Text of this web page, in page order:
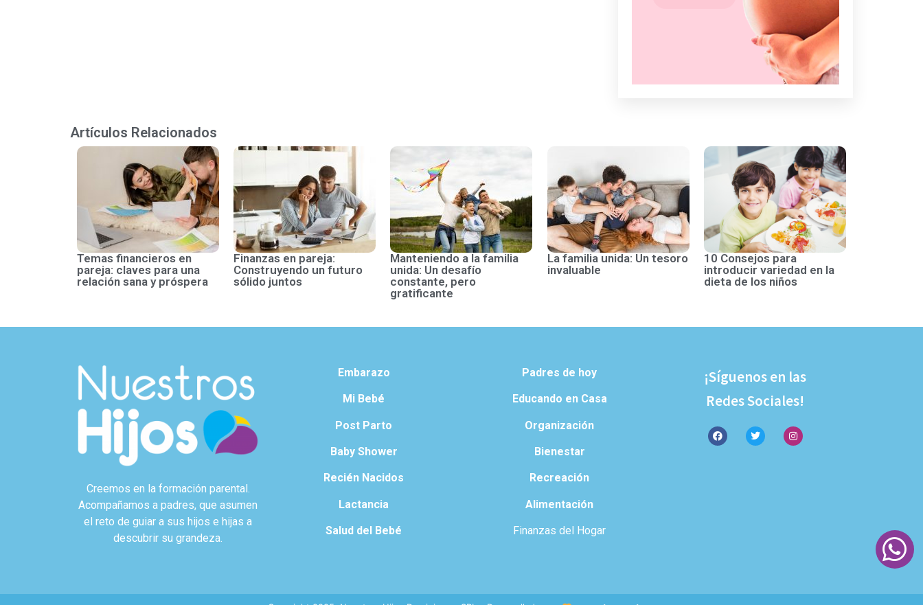
Artículos Relacionados
Temas financieros en
pareja: claves para una
relación sana y próspera
Finanzas en pareja:
Construyendo un futuro
sólido juntos
Manteniendo a la familia
unida: Un desafío
constante, pero
gratificante
La familia unida: Un tesoro
invaluable
10 Consejos para
introducir variedad en la
dieta de los niños
Creemos en la formación parental.
Acompañamos a padres, que asumen
el reto de guiar a sus hijos e hijas a
descubrir su grandeza.
Embarazo
Mi Bebé
Post Parto
Baby Shower
Recién Nacidos
Lactancia
Salud del Bebé
Padres de hoy
Educando en Casa
Organización
Bienestar
Recreación
Alimentación
Finanzas del Hogar
¡Síguenos en las
Redes Sociales!